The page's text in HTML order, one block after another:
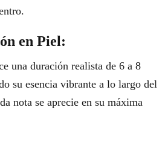
en Piel:
una duración realista de 6 a 8
su esencia vibrante a lo largo del
nota se aprecie en su máxima